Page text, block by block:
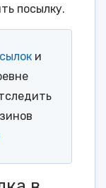
посылку.
и